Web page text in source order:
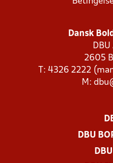
Dansk
DBU
2605
T: 4326 2222
M:
DBU